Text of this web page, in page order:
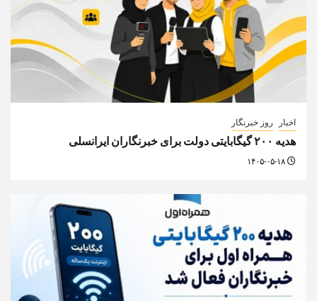
اخبار روز خبرنگار
هدیه ۲۰۰ گیگابایتی دولت برای خبرنگاران ایرانسلی